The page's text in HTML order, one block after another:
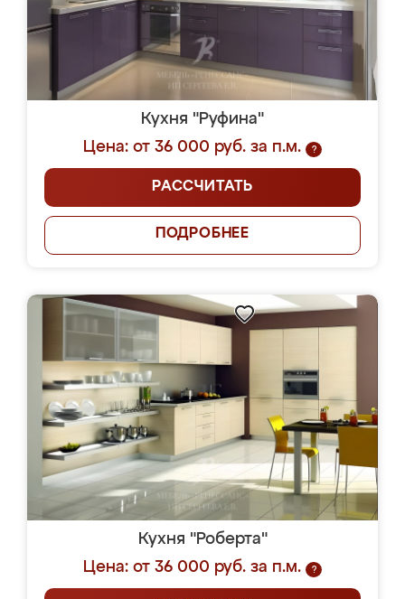
Кухня "Руфина"
Цена: от 36 000 руб. за п.м.
?
РАССЧИТАТЬ
ПОДРОБНЕЕ
Кухня "Роберта"
Цена: от 36 000 руб. за п.м.
?